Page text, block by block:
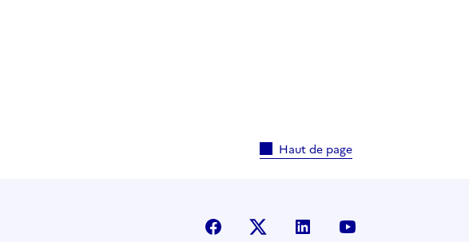
Haut de page
facebook X (anciennement Twitter)
linkedin